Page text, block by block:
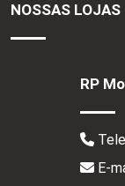
NOSSAS LOJAS
RP
E-